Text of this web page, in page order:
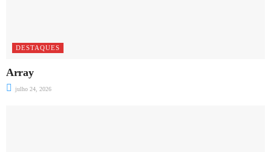
DESTAQUES
Array
julho 24, 2026